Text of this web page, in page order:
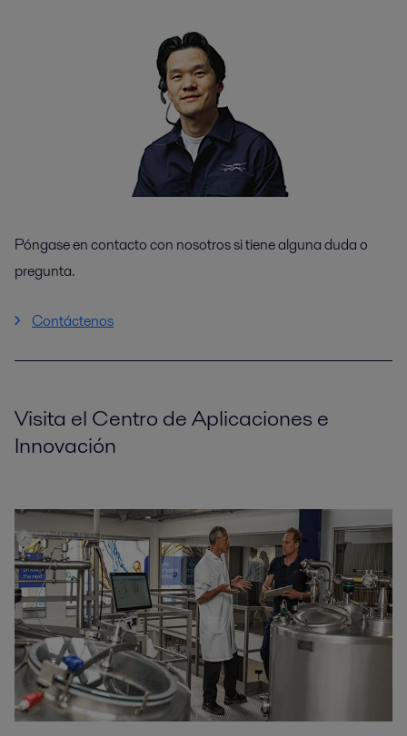
Póngase en contacto con nosotros si tiene alguna duda o
pregunta.
Contáctenos
Visita el Centro de Aplicaciones e
Innovación